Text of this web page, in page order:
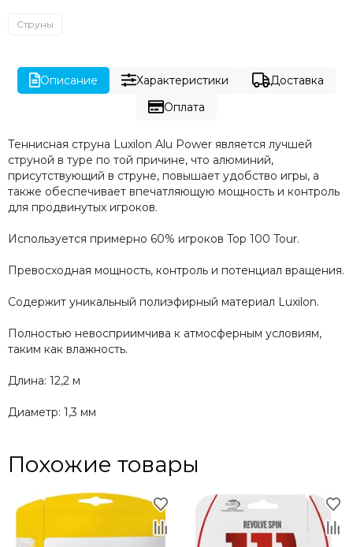
Струны
Описание Характеристики
Доставка
Оплата
Теннисная струна Luxilon Alu Power является лучшей
струной в туре по той причине, что алюминий,
присутствующий в струне, повышает удобство игры, а
также обеспечивает впечатляющую мощность и контроль
для продвинутых игроков.
Используется примерно 60% игроков Top 100 Tour.
Превосходная мощность, контроль и потенциал вращения.
Содержит уникальный полиэфирный материал Luxilon.
Полностью невосприимчива к атмосферным условиям,
таким как влажность.
Длина: 12,2 м
Диаметр: 1,3 мм
Похожие товары